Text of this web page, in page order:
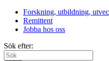
Forskning, utbildning,
Remittent
Jobba hos oss
Sök efter: